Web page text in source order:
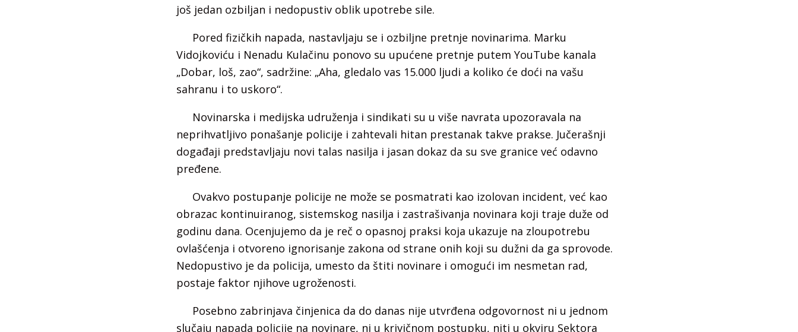
još jedan ozbiljan i nedopustiv oblik upotrebe sile.
Pored fizičkih napada, nastavljaju se i ozbiljne pretnje novinarima. Marku
Vidojkoviću i Nenadu Kulačinu ponovo su upućene pretnje putem YouTube kanala
„Dobar, loš, zao“, sadržine: „Aha, gledalo vas 15.000 ljudi a koliko će doći na vašu
sahranu i to uskoro“.
Novinarska i medijska udruženja i sindikati su u više navrata upozoravala na
neprihvatljivo ponašanje policije i zahtevali hitan prestanak takve prakse. Jučerašnji
događaji predstavljaju novi talas nasilja i jasan dokaz da su sve granice već odavno
pređene.
Ovakvo postupanje policije ne može se posmatrati kao izolovan incident, već kao
obrazac kontinuiranog, sistemskog nasilja i zastrašivanja novinara koji traje duže od
godinu dana. Ocenjujemo da je reč o opasnoj praksi koja ukazuje na zloupotrebu
ovlašćenja i otvoreno ignorisanje zakona od strane onih koji su dužni da ga sprovode.
Nedopustivo je da policija, umesto da štiti novinare i omogući im nesmetan rad,
postaje faktor njihove ugroženosti.
Posebno zabrinjava činjenica da do danas nije utvrđena odgovornost ni u jednom
slučaju napada policije na novinare, ni u krivičnom postupku, niti u okviru Sektora